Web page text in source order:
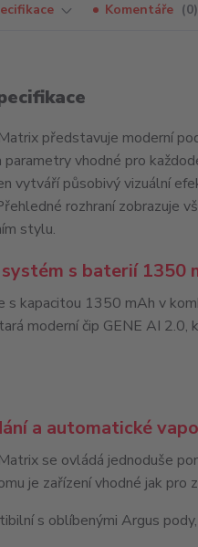
Komentáře 0
představuje moderní
vhodné pro
vytváří působivý vizuální
rozhraní zobrazuje
stylu.
s baterií 1350
s kapacitou 1350 mAh v
moderní čip GENE AI 2.0,
a automatické
se ovládá jednoduše
je zařízení vhodné jak
s oblíbenými Argus pody